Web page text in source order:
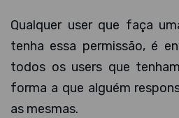
Qualquer user que faça
tenha essa permissão, é
todos os users que
forma a que alguém
as mesmas.